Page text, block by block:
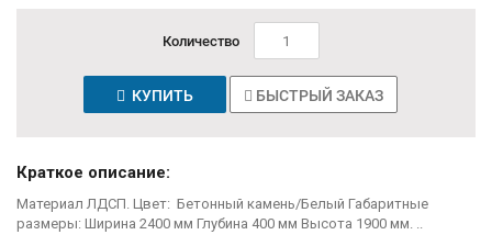
Количество
КУПИТЬ БЫСТРЫЙ ЗАКАЗ
Краткое описание:
Материал ЛДСП. Цвет: Бетонный камень/Белый Габаритные
размеры: Ширина 2400 мм Глубина 400 мм Высота 1900 мм. ..